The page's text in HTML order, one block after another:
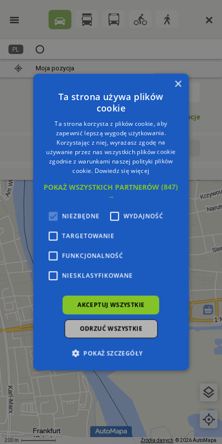
200 m Źródła danych © 2026 AutoMapa
PL
Moja pozycja
Opcje
Wyrusz teraz Wyrusz o:
×
Ta strona używa plików
cookie
Ta strona korzysta z plików cookie, aby
zapewnić lepszą wygodę użytkowania.
Korzystając z niej, wyrażasz zgodę na
używanie przez nas wszystkich plików cookie
zgodnie z warunkami naszej polityki plików
cookie. Dowiedz się więcej
POKAŻ WSZYSTKICH PARTNERÓW(847)
→
NIEZBĘDNE WYDAJNOŚĆ
TARGETOWANIE
FUNKCJONALNOŚĆ
NIESKLASYFIKOWANE
AKCEPTUJ WSZYSTKIE
ODRZUĆ WSZYSTKIE
POKAŻ SZCZEGÓŁY
Niezbędne Wydajność
Funkcjonalność
Niesklasyfikowane
Niezbędne pliki cookie umożliwiają korzystanie z
podstawowych funkcji strony internetowej,
takich jak logowanie użytkownika i zarządzanie